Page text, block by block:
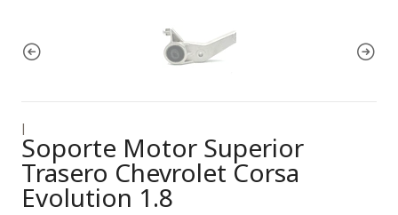
|
Soporte Motor Superior
Trasero Chevrolet Corsa
Evolution 1.8